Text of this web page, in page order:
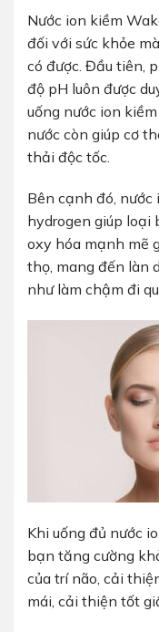
Nước ion kiềm
đối với sức khỏe
có được. Đầu tiên,
độ pH luôn được
uống nước ion
nước còn giúp cơ
thải độc tốc.
Bên cạnh đó, nước
hydrogen giúp loại
oxy hóa mạnh mẽ
thọ, mang đến làn
như làm chậm đi
Khi uống đủ nước
bạn tăng cường
của trí não, cải
mái, cải thiện tốt